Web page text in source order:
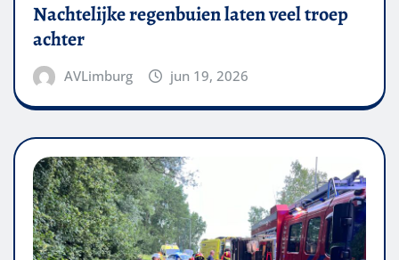
Nachtelijke regenbuien laten veel troep
achter
AVLimburg jun 19, 2026